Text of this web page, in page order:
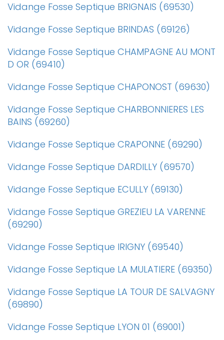
Vidange Fosse Septique BRIGNAIS (69530)
Vidange Fosse Septique BRINDAS (69126)
Vidange Fosse Septique CHAMPAGNE AU MONT
D OR (69410)
Vidange Fosse Septique CHAPONOST (69630)
Vidange Fosse Septique CHARBONNIERES LES
BAINS (69260)
Vidange Fosse Septique CRAPONNE (69290)
Vidange Fosse Septique DARDILLY (69570)
Vidange Fosse Septique ECULLY (69130)
Vidange Fosse Septique GREZIEU LA VARENNE
(69290)
Vidange Fosse Septique IRIGNY (69540)
Vidange Fosse Septique LA MULATIERE (69350)
Vidange Fosse Septique LA TOUR DE SALVAGNY
(69890)
Vidange Fosse Septique LYON 01 (69001)